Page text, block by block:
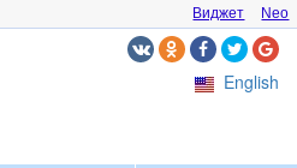
Neo
Виджет
English